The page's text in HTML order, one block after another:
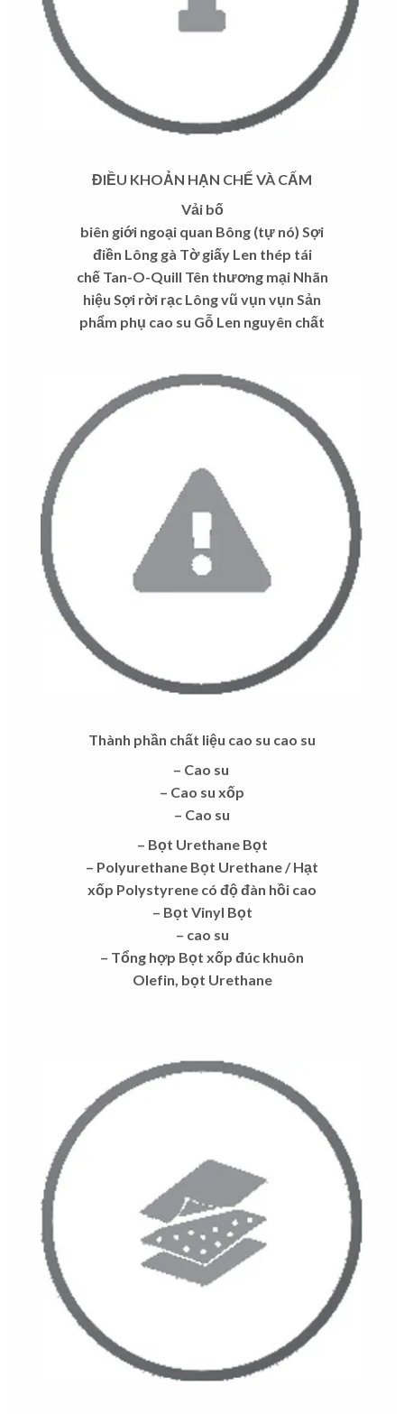
ĐIỀU KHOẢN HẠN CHẾ VÀ CẤM
Vải bố
biên giới ngoại quan Bông (tự nó) Sợi
điền Lông gà Tờ giấy Len thép tái
chế Tan-O-Quill Tên thương mại Nhãn
hiệu Sợi rời rạc Lông vũ vụn vụn Sản
phẩm phụ cao su Gỗ Len nguyên chất
Thành phần chất liệu cao su cao su
– Cao su
– Cao su xốp
– Cao su
– Bọt Urethane Bọt
– Polyurethane Bọt Urethane / Hạt
xốp Polystyrene có độ đàn hồi cao
– Bọt Vinyl Bọt
– cao su
– Tổng hợp Bọt xốp đúc khuôn
Olefin, bọt Urethane